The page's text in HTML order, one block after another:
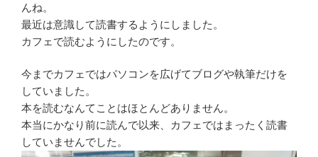
んね。
最近は意識して読書するようにしました。
カフェで読むようにしたのです。
今までカフェではパソコンを広げてブログや執筆だけを
していました。
本を読むなんてことはほとんどありません。
本当にかなり前に読んで以来、カフェではまったく読書
していませんでした。